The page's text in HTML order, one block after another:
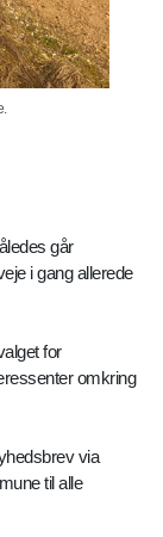
går
i gang allerede
for
omkring
via
til alle